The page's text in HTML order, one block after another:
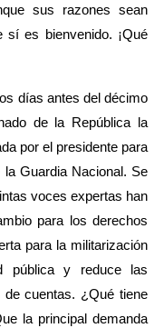
sus razones sean
sí es bienvenido. ¡Qué
días antes del décimo
de la República la
por el presidente para
Guardia Nacional. Se
voces expertas han
para los derechos
para la militarización
pública y reduce las
de cuentas. ¿Qué tiene
la principal demanda